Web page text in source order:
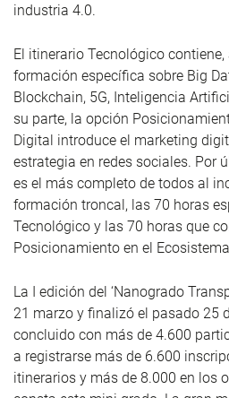
industria 4.0.
El itinerario Tecnológico
formación específica sobre Big
Blockchain, 5G, Inteligencia
su parte, la opción
Digital introduce el marketing
estrategia en redes sociales. Por
es el más completo de todos al
formación troncal, las 70 horas
Tecnológico y las 70 horas que
Posicionamiento en el
La I edición del ‘Nanogrado
21 marzo y finalizó el pasado 25
concluido con más de 4.600
a registrarse más de 6.600
itinerarios y más de 8.000 en los